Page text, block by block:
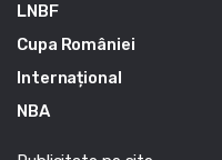
LNBF
Cupa României
Internațional
NBA